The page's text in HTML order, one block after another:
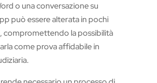
o una conversazione su
può essere alterata in pochi
compromettendo la possibilità
come prova affidabile in